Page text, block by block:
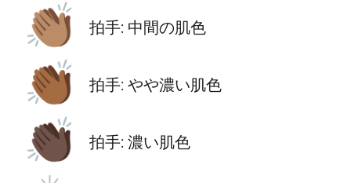
👏🏽 拍手: 中間の肌色
👏🏾 拍手: やや濃い肌色
👏🏿 拍手: 濃い肌色